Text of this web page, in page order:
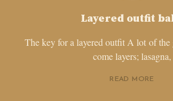
Layered outfit
The key for a layered outfit A lot of
come layers; lasagna,
READ MORE